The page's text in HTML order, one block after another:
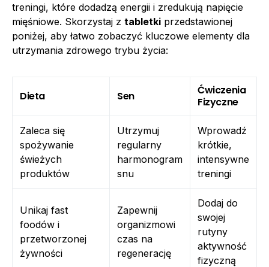
treningi, które dodadzą energii i zredukują napięcie
mięśniowe. Skorzystaj z tabletki przedstawionej
poniżej, aby łatwo zobaczyć kluczowe elementy dla
utrzymania zdrowego trybu życia:
Dieta Sen
Ćwiczenia
Fizyczne
Zaleca się
spożywanie
świeżych
produktów
Utrzymuj
regularny
harmonogram
snu
Wprowadź
krótkie,
intensywne
treningi
Unikaj fast
foodów i
przetworzonej
żywności
Zapewnij
organizmowi
czas na
regenerację
Dodaj do
swojej
rutyny
aktywność
fizyczną